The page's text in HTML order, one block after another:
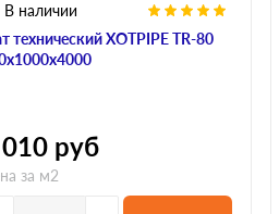
технический XOTPIPE TR-80
В наличии
руб
за м2